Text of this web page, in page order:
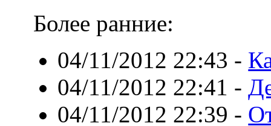
Более ранние:
04/11/2012 22:43 -
04/11/2012 22:41 -
04/11/2012 22:39 -